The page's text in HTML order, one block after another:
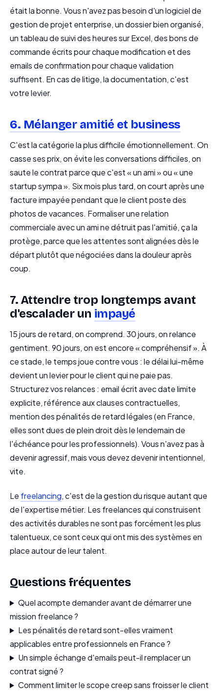
était la bonne. Vous n'avez pas besoin d'un logiciel de
gestion de projet enterprise, un dossier bien organisé,
un tableau de suivi des heures sur Excel, des bons de
commande écrits pour chaque modification et des
emails de confirmation pour chaque validation
suffisent. En cas de litige, la documentation, c'est
votre levier.
6. Mélanger amitié et business
C'est la catégorie la plus difficile émotionnellement. On
casse ses prix, on évite les conversations difficiles, on
saute le contrat parce que c'est « un ami » ou « une
startup sympa ». Six mois plus tard, on court après une
facture impayée pendant que le client poste des
photos de vacances. Formaliser une relation
commerciale avec un ami ne détruit pas l'amitié, ça la
protège, parce que les attentes sont alignées dès le
départ plutôt que négociées dans la douleur après
coup.
7. Attendre trop longtemps avant
d'escalader un impayé
15 jours de retard, on comprend. 30 jours, on relance
gentiment. 90 jours, on est encore « compréhensif ». À
ce stade, le temps joue contre vous : le délai lui-même
devient un levier pour le client qui ne paie pas.
Structurez vos relances : email écrit avec date limite
explicite, référence aux clauses contractuelles,
mention des pénalités de retard légales (en France,
elles sont dues de plein droit dès le lendemain de
l'échéance pour les professionnels). Vous n'avez pas à
devenir agressif, mais vous devez devenir intentionnel,
vite.
Le freelancing, c'est de la gestion du risque autant que
de l'expertise métier. Les freelances qui construisent
des activités durables ne sont pas forcément les plus
talentueux, ce sont ceux qui ont mis des systèmes en
place autour de leur talent.
Questions fréquentes
Quel acompte demander avant de démarrer une
mission freelance ?
Les pénalités de retard sont-elles vraiment
applicables entre professionnels en France ?
Un simple échange d'emails peut-il remplacer un
contrat signé ?
Comment limiter le scope creep sans froisser le client